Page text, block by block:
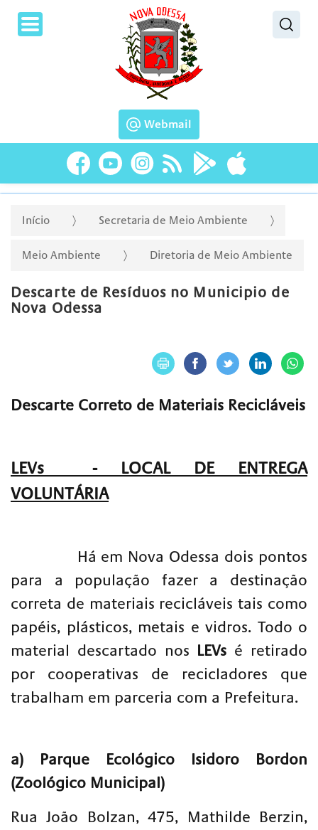
Webmail
Início Secretaria de Meio Ambiente
Meio Ambiente Diretoria de Meio Ambiente
Descarte de Resíduos no Municipio de
Nova Odessa
Descarte Correto de Materiais Recicláveis
LEVs - LOCAL DE ENTREGA
VOLUNTÁRIA
Há em Nova Odessa dois pontos
para a população fazer a destinação
correta de materiais recicláveis tais como
papéis, plásticos, metais e vidros. Todo o
material descartado nos LEVs é retirado
por cooperativas de recicladores que
trabalham em parceria com a Prefeitura.
a) Parque Ecológico Isidoro Bordon
(Zoológico Municipal)
Rua João Bolzan, 475, Mathilde Berzin,